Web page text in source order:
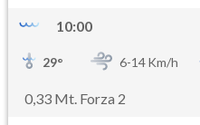
10:00
29° 6-14Km/h
0,33 Mt. Forza 2